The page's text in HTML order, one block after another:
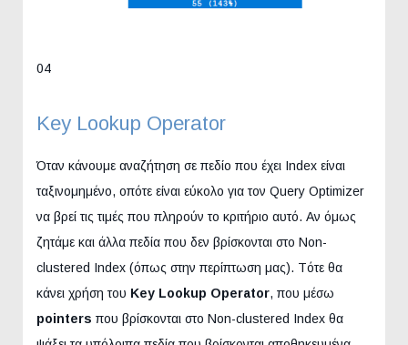
04
Key Lookup Operator
Όταν κάνουμε αναζήτηση σε πεδίο που έχει Index είναι
ταξινομημένο, οπότε είναι εύκολο για τον Query Optimizer
να βρεί τις τιμές που πληρούν το κριτήριο αυτό. Αν όμως
ζητάμε και άλλα πεδία που δεν βρίσκονται στο Non-
clustered Index (όπως στην περίπτωση μας). Tότε θα
κάνει χρήση του Key Lookup Operator, που μέσω
pointers που βρίσκονται στο Non-clustered Index θα